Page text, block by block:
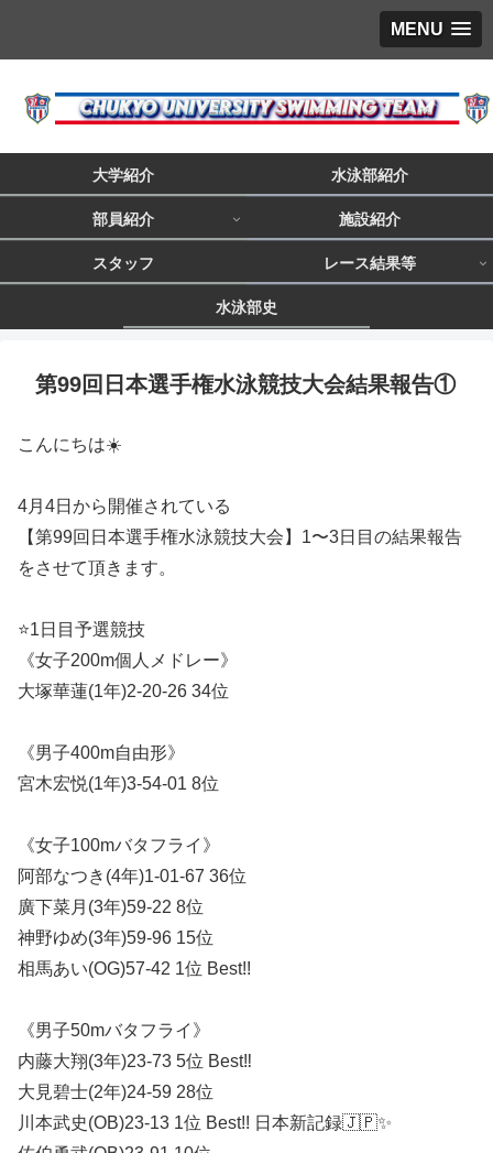
MENU
大学紹介 水泳部紹介
部員紹介 施設紹介
スタッフ レース結果等
水泳部史
第99回日本選手権水泳競技大会結果報告①
こんにちは☀️
4月4日から開催されている
【第99回日本選手権水泳競技大会】1〜3日目の結果報告
をさせて頂きます。
⭐️1日目予選競技
《女子200m個人メドレー》
大塚華蓮(1年)2-20-26 34位
《男子400m自由形》
宮木宏悦(1年)3-54-01 8位
《女子100mバタフライ》
阿部なつき(4年)1-01-67 36位
廣下菜月(3年)59-22 8位
神野ゆめ(3年)59-96 15位
相馬あい(OG)57-42 1位 Best!!
《男子50mバタフライ》
内藤大翔(3年)23-73 5位 Best‼︎
大見碧士(2年)24-59 28位
川本武史(OB)23-13 1位 Best!! 日本新記録🇯🇵✨